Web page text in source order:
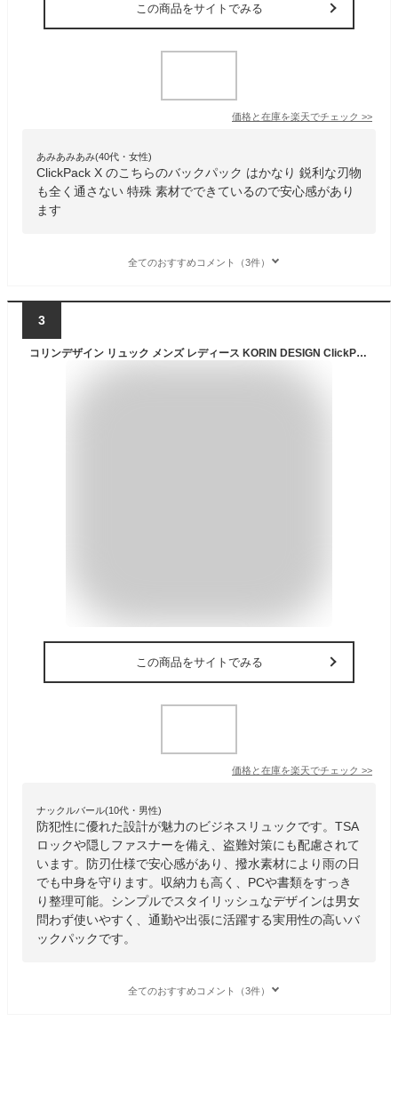
この商品をサイトでみる
価格と在庫を楽天でチェック >>
あみあみあみ(40代・女性)
ClickPack X のこちらのバックパック はかなり 鋭利な刃物
も全く通さない 特殊 素材でできているので安心感があり
ます
全てのおすすめコメント（3件）
3
コリンデザイン リュック メンズ レディース KORIN DESIGN ClickPack X クリックパックX ビジネスリュック バックパック TSAロック 防犯 盗難防止 防刃 セキュリティー 撥水 NEWモデル
この商品をサイトでみる
価格と在庫を楽天でチェック >>
ナックルバール(10代・男性)
防犯性に優れた設計が魅力のビジネスリュックです。TSA
ロックや隠しファスナーを備え、盗難対策にも配慮されて
います。防刃仕様で安心感があり、撥水素材により雨の日
でも中身を守ります。収納力も高く、PCや書類をすっき
り整理可能。シンプルでスタイリッシュなデザインは男女
問わず使いやすく、通勤や出張に活躍する実用性の高いバ
ックパックです。
全てのおすすめコメント（3件）